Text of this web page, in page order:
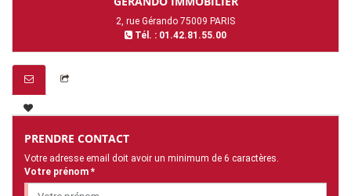
2, rue Gérando 75009 PARIS
Tél. : 01.42.81.55.00
PRENDRE CONTACT
Votre adresse email doit avoir un minimum de 6 caractères.
Votre prénom *